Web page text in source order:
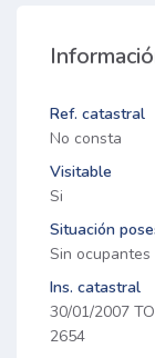
Ref. catastral
No consta
Visitable
Si
Situación
Sin ocupantes
Ins. catastral
30/01/2007
2654